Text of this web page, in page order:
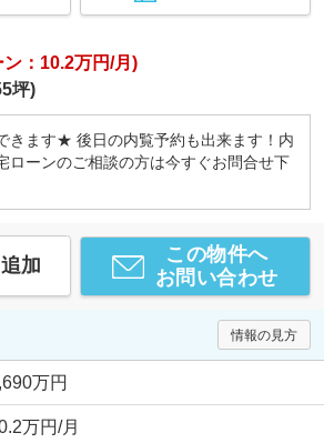
ン：10.2万円/月)
坪)
ます★ 後日の内覧予約も出来ます！内
ローンのご相談の方は今すぐお問合せ下
加
この物件へ
お問い合わせ
情報の見方
万円
万円/月